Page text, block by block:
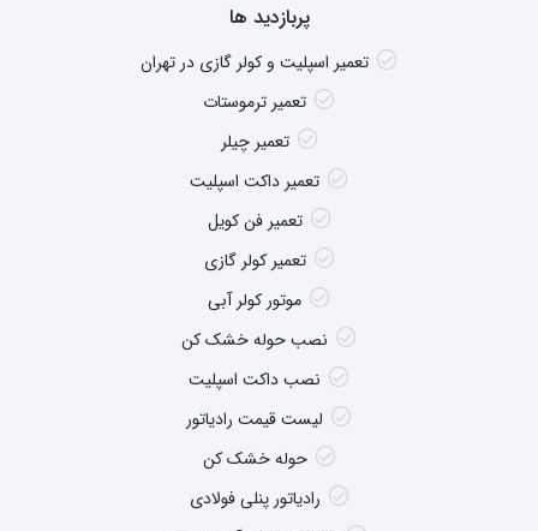
پربازدید ها
تعمیر اسپلیت و کولر گازی در تهران
تعمیر ترموستات
تعمیر چیلر
تعمیر داکت اسپلیت
تعمیر فن کویل
تعمیر کولر گازی
موتور کولر آبی
نصب حوله خشک کن
نصب داکت اسپلیت
لیست قیمت رادیاتور
حوله خشک کن
رادیاتور پنلی فولادی